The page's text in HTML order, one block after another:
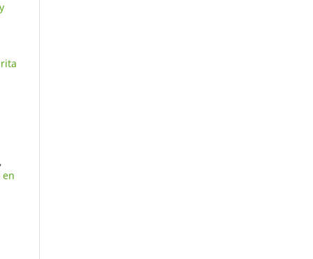
,
en